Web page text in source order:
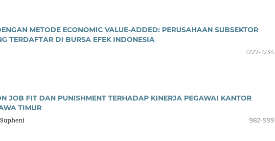
METODE ECONOMIC VALUE-ADDED: PERUSAHAAN SUBSEKTOR
TERDAFTAR DI BURSA EFEK INDONESIA
1227-1234
JOB FIT DAN PUNISHMENT TERHADAP KINERJA PEGAWAI KANTOR
TIMUR
982-999